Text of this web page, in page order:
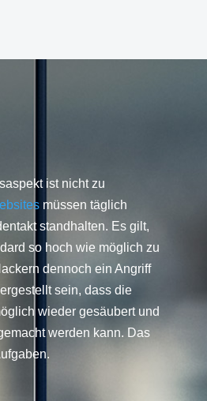
ist nicht zu
müssen täglich
standhalten. Es gilt,
so hoch wie möglich zu
dennoch ein Angriff
sein, dass die
wieder gesäubert und
werden kann. Das